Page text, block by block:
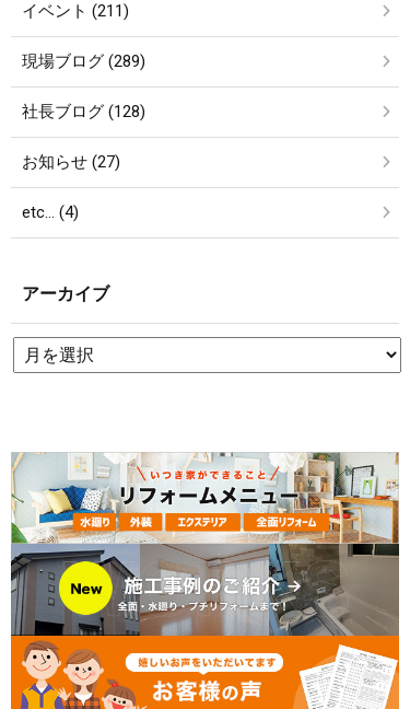
イベント (211)
現場ブログ (289)
社長ブログ (128)
お知らせ (27)
etc… (4)
アーカイブ